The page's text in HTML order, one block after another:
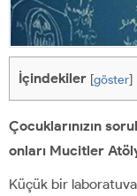
İçindekiler [göster]
Çocuklarınızın
onları Mucitler
Küçük bir